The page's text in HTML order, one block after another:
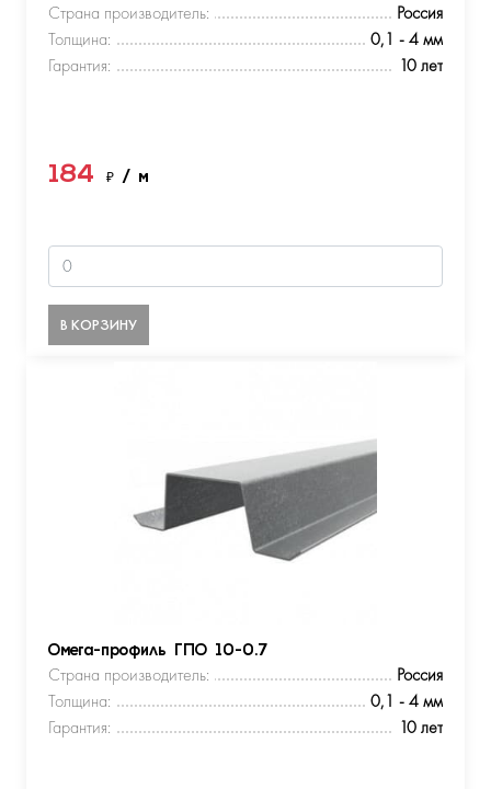
Страна производитель:
Россия
Толщина:
0,1 - 4 мм
Гарантия:
10 лет
184 ₽ / м
В КОРЗИНУ
Омега-профиль ГПО 10-0.7
Страна производитель:
Россия
Толщина:
0,1 - 4 мм
Гарантия:
10 лет